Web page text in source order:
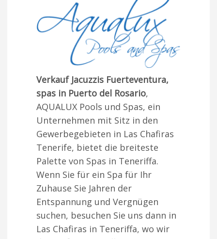
Verkauf Jacuzzis Fuerteventura,
spas in Puerto del Rosario,
AQUALUX Pools und Spas, ein
Unternehmen mit Sitz in den
Gewerbegebieten in Las Chafiras
Tenerife, bietet die breiteste
Palette von Spas in Teneriffa.
Wenn Sie für ein Spa für Ihr
Zuhause Sie Jahren der
Entspannung und Vergnügen
suchen, besuchen Sie uns dann in
Las Chafiras in Teneriffa, wo wir